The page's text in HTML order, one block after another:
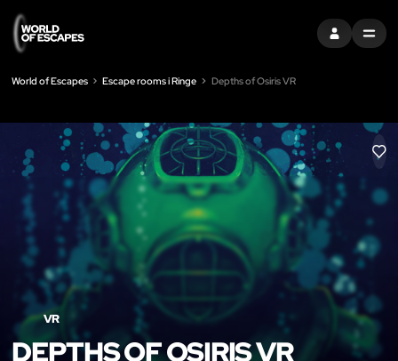
LOG INDMENU
World of Escapes Escape rooms i Ringe Depths of Osiris VR
LIKE
VR
DEPTHS OF OSIRIS VR